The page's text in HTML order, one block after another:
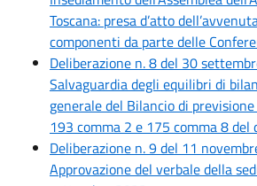
Toscana: presa d’atto
componenti da parte delle
Deliberazione n. 8 del 30
Salvaguardia degli equilibri di
generale del Bilancio di
193 comma 2 e 175 comma 8 del
Deliberazione n. 9 del 11
Approvazione del verbale della